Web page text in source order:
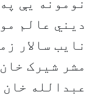
نومونه یې
دیني عالم
نایب سالار
مشر شیرک
عبدالله